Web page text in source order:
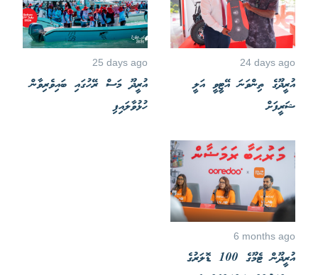
24 days ago
އުރީދޫގެ ތިންވަނަ އޭޓީވީ އަލީ
ޝަރީފަށް
25 days ago
އުރީދޫ މަސް ރޭހުގައި ބައިވެރިވާން
ހުޅުވާލައިފި
6 months ago
އުރީދޫން ޓެމޫގެ 100 ޑޮލަރުގެ